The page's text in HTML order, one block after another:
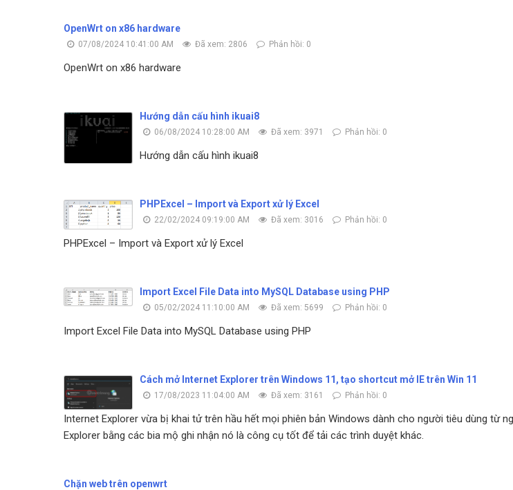
OpenWrt on x86 hardware
07/08/2024 10:41:00 AM Đã xem: 2806 Phản hồi: 0
OpenWrt on x86 hardware
Hướng dẫn cấu hình ikuai8
06/08/2024 10:28:00 AM Đã xem: 3971 Phản hồi: 0
Hướng dẫn cấu hình ikuai8
PHPExcel – Import và Export xử lý Excel
22/02/2024 09:19:00 AM Đã xem: 3016 Phản hồi: 0
PHPExcel – Import và Export xử lý Excel
Import Excel File Data into MySQL Database using PHP
05/02/2024 11:10:00 AM Đã xem: 5699 Phản hồi: 0
Import Excel File Data into MySQL Database using PHP
Cách mở Internet Explorer trên Windows 11, tạo shortcut mở IE trên Win 11
17/08/2023 11:04:00 AM Đã xem: 3161 Phản hồi: 0
Internet Explorer vừa bị khai tử trên hầu hết mọi phiên bản Windows dành cho người tiêu dùng từ
Explorer bằng các bia mộ ghi nhận nó là công cụ tốt để tải các trình duyệt khác.
Chặn web trên openwrt